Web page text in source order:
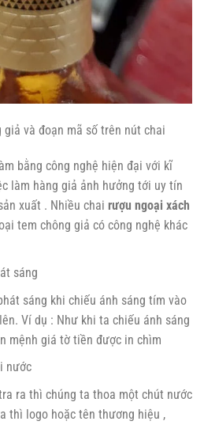
giả và đoạn mã số trên nút chai
bằng công nghệ hiện đại với kĩ
làm hàng giả ảnh hưởng tới uy tín
xuất . Nhiều chai rượu ngoại xách
tem chông giả có công nghệ khác
sáng
sáng khi chiếu ánh sáng tím vào
Ví dụ : Như khi ta chiếu ánh sáng
mệnh giá tờ tiền được in chìm
nước
ra thì chúng ta thoa một chút nước
thì logo hoặc tên thương hiệu ,